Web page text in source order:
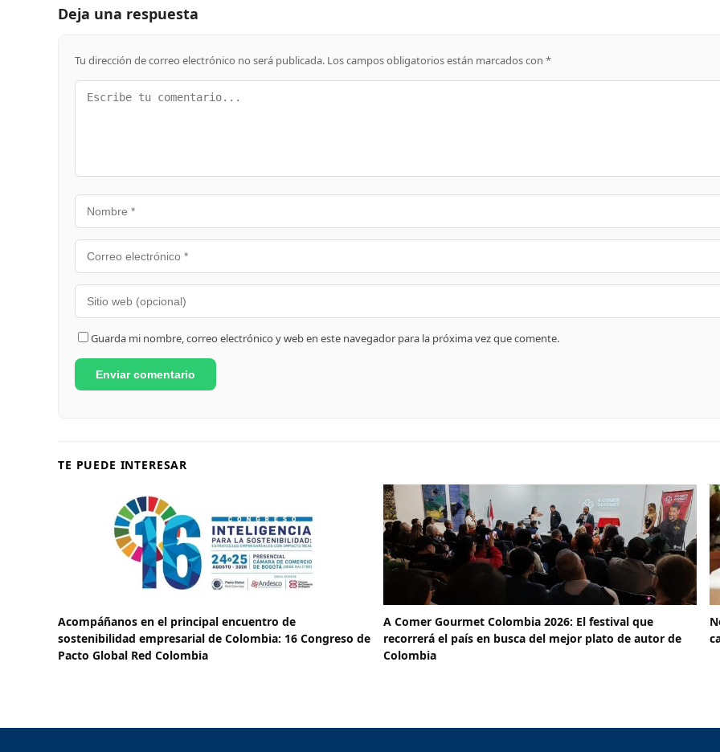
Deja una respuesta
Tu dirección de correo electrónico no será publicada. Los campos obligatorios están marcados con *
Guarda mi nombre, correo electrónico y web en este navegador para la próxima vez que comente.
TE PUEDE INTERESAR
Acompáñanos en el principal encuentro de
sostenibilidad empresarial de Colombia: 16 Congreso de
Pacto Global Red Colombia
A Comer Gourmet Colombia 2026: El festival que
recorrerá el país en busca del mejor plato de autor de
Colombia